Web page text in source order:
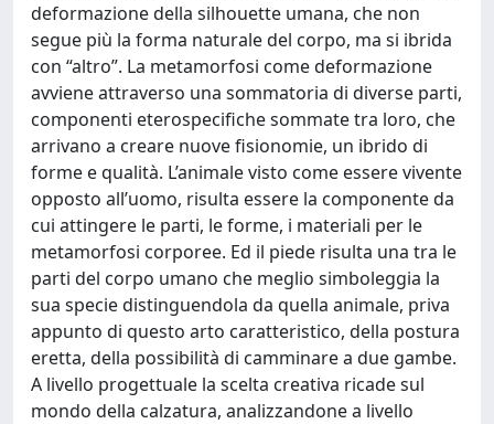
deformazione della silhouette umana, che non
segue più la forma naturale del corpo, ma si ibrida
con “altro”. La metamorfosi come deformazione
avviene attraverso una sommatoria di diverse parti,
componenti eterospecifiche sommate tra loro, che
arrivano a creare nuove fisionomie, un ibrido di
forme e qualità. L’animale visto come essere vivente
opposto all’uomo, risulta essere la componente da
cui attingere le parti, le forme, i materiali per le
metamorfosi corporee. Ed il piede risulta una tra le
parti del corpo umano che meglio simboleggia la
sua specie distinguendola da quella animale, priva
appunto di questo arto caratteristico, della postura
eretta, della possibilità di camminare a due gambe.
A livello progettuale la scelta creativa ricade sul
mondo della calzatura, analizzandone a livello